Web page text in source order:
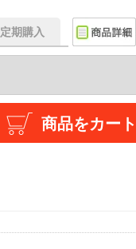
期購入
商品をカー